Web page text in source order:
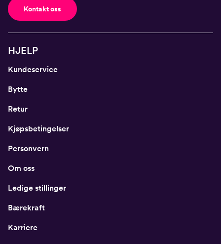
Kontakt oss
HJELP
Kundeservice
Bytte
Retur
Kjøpsbetingelser
Personvern
Om oss
Ledige stillinger
Bærekraft
Karriere